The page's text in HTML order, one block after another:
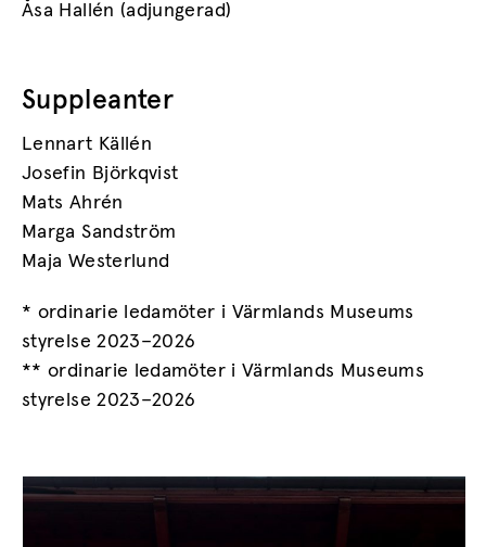
Åsa Hallén (adjungerad)
Suppleanter
Lennart Källén
Josefin Björkqvist
Mats Ahrén
Marga Sandström
Maja Westerlund
* ordinarie ledamöter i Värmlands Museums
styrelse 2023–2026
** ordinarie ledamöter i Värmlands Museums
styrelse 2023–2026